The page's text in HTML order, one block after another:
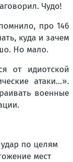
Чудо!
про 146
куда и зачем
Но мало.
от идиотской
атаки…».
военные
по целям
мест